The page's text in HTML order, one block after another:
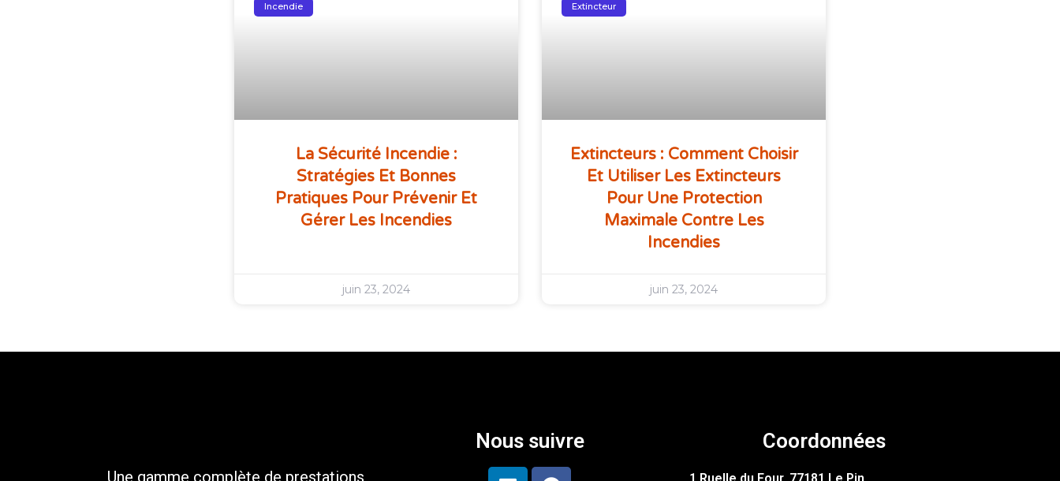
Incendie
La Sécurité Incendie :
Stratégies Et Bonnes
Pratiques Pour Prévenir Et
Gérer Les Incendies
juin 23, 2024
Extincteur
Extincteurs : Comment Choisir
Et Utiliser Les Extincteurs
Pour Une Protection
Maximale Contre Les
Incendies
juin 23, 2024
Nous suivre Coordonnées